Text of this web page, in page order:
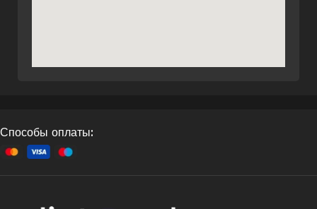
Способы оплаты: